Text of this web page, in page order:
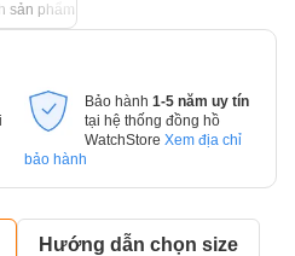
sản phẩm
Bảo hành 1-5 năm uy tín
tại hệ thống đồng hồ
WatchStore Xem địa chỉ
bảo hành
Hướng dẫn chọn size